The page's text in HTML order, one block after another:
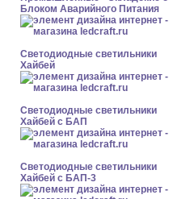
Блоком Аварийного Питания
Светодиодные светильники
Хайбей
Светодиодные светильники
Хайбей с БАП
Светодиодные светильники
Хайбей с БАП-3